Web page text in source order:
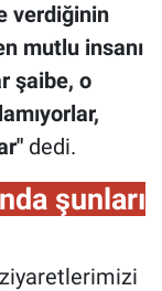
verdiğinin
mutlu insanı
şaibe, o
dedi.
şunları
ziyaretlerimizi